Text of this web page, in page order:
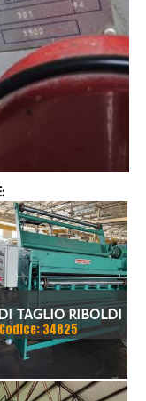
TAGLIO RIBOLDI
1500 X 2MM
34825